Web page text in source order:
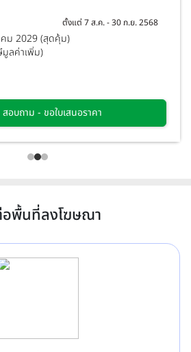
ตั้งแต่ 7 ส.ค. - 30 ก.ย. 2568
คม 2029 (สุดคุ้ม)
มูลค่าเพิ่ม)
สอบถาม - ขอใบเสนอราคา
พื้นที่ลงโฆษณา